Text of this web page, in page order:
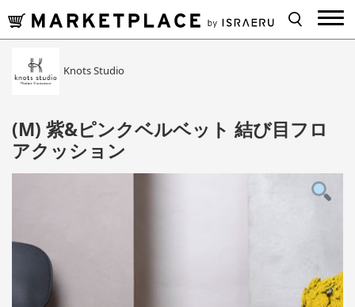
Knots Studio
(M) 紫&ピンクベルベット 結び目フロ
アクッション